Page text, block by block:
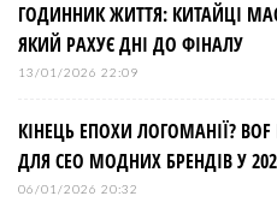
ГОДИННИК ЖИТТЯ: КИТАЙЦІ
ЯКИЙ РАХУЄ ДНІ ДО ФІНАЛУ
13/01/2026 22:09
КІНЕЦЬ ЕПОХИ ЛОГОМАНІЇ?
ДЛЯ СЕО МОДНИХ БРЕНДІВ У
06/01/2026 20:32